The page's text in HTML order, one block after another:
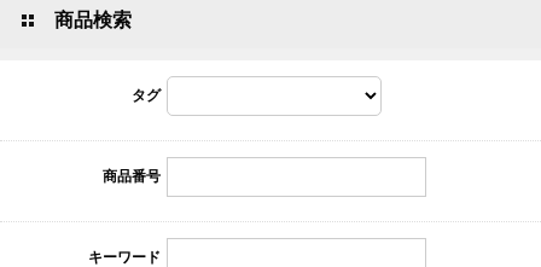
商品検索
タグ
商品番号
キーワード